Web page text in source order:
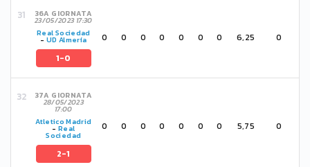
36A GIORNATA
23/05/2023 17:30
Real Sociedad
- UD Almería
1-0
0 0 0 0 0 0 0 6,25 0
37A GIORNATA
28/05/2023
17:00
Atletico Madrid
- Real
Sociedad
2-1
0 0 0 0 0 0 0 5,75 0